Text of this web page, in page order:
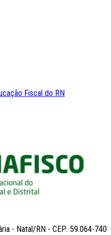
Fiscal do RN
- Natal/RN - CEP: 59.064-740